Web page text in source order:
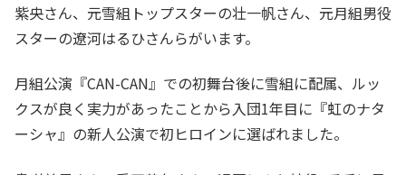
紫央さん、元雪組トップスターの壮一帆さん、元月組男役
スターの遼河はるひさんらがいます。
月組公演『CAN-CAN』での初舞台後に雪組に配属、ルッ
クスが良く実力があったことから入団1年目に『虹のナタ
ーシャ』の新人公演で初ヒロインに選ばれました。